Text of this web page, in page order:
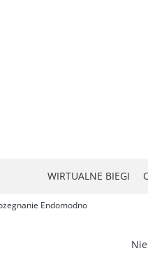
WIRTUALNE BIEGI
Endomodno